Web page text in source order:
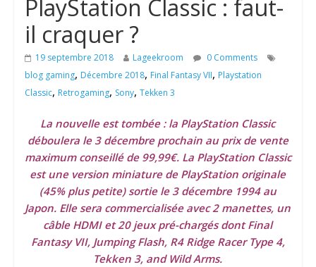
PlayStation Classic : faut-
il craquer ?
19 septembre 2018 Lageekroom
0 Comments
blog gaming, Décembre 2018, Final Fantasy VII, Playstation
Classic, Retrogaming, Sony, Tekken 3
La nouvelle est tombée : la PlayStation Classic
déboulera le 3 décembre prochain au prix de vente
maximum conseillé de 99,99€. La PlayStation Classic
est une version miniature de PlayStation originale
(45% plus petite) sortie le 3 décembre 1994 au
Japon. Elle sera commercialisée avec 2 manettes, un
câble HDMI et 20 jeux pré-chargés dont Final
Fantasy VII, Jumping Flash, R4 Ridge Racer Type 4,
Tekken 3, and Wild Arms.